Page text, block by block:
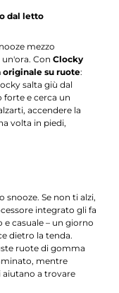
dal letto
mezzo
un'ora. ConClocky
originale su ruote:
salta giù dal
forte e cerca un
accendere la
volta in piedi,
snooze. Se non ti alzi,
integrato gli fa
casuale – un giorno
dietro la tenda.
ruote di gomma
mentre
aiutano a trovare